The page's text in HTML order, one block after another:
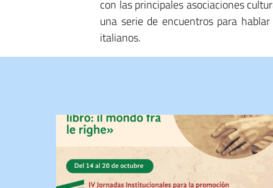
con las principales asociaciones
una serie de encuentros para
italianos.